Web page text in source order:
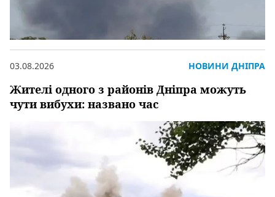
Жителі одного з районів Дніпра можуть
чути вибухи: названо час
03.08.2026 НОВИНИ ДНІПРА